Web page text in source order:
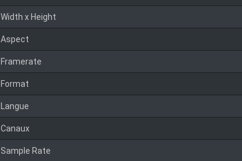
Width x Height
Aspect
Framerate
Format
Langue
Canaux
Sample Rate